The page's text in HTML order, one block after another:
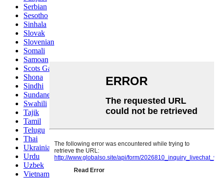
Serbian
Sesotho
Sinhala
Slovak
Slovenian
Somali
Samoan
Scots Gaelic
Shona
Sindhi
Sundanese
Swahili
Tajik
Tamil
Telugu
Thai
Ukrainian
Urdu
Uzbek
Vietnamese